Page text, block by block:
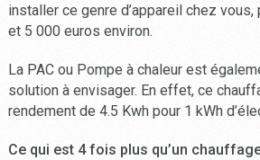
installer ce genre d’appareil chez
et 5 000 euros environ.
La PAC ou Pompe à chaleur est
solution à envisager. En effet, ce
rendement de 4.5 Kwh pour 1 kWh
Ce qui est 4 fois plus qu’un